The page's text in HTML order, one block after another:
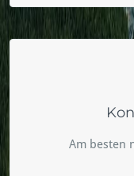
Am besten